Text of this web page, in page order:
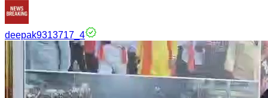
deepak9313717_4